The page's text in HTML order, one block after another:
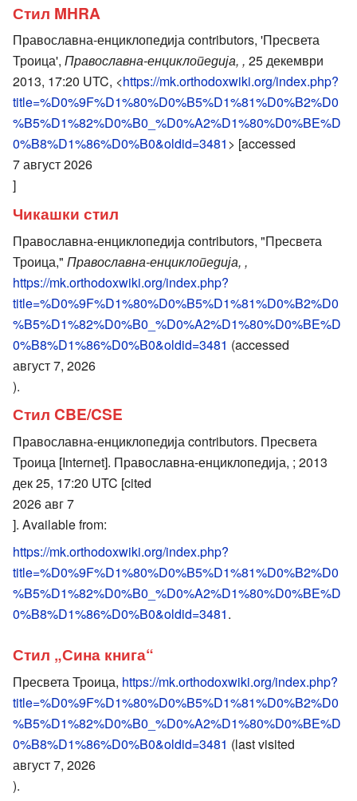
Стил MHRA
Православна-енциклопедија contributors, 'Пресвета
Троица', Православна-енциклопедија, , 25 декември
2013, 17:20 UTC, <https://mk.orthodoxwiki.org/index.php?
title=%D0%9F%D1%80%D0%B5%D1%81%D0%B2%D0
%B5%D1%82%D0%B0_%D0%A2%D1%80%D0%BE%D
0%B8%D1%86%D0%B0&oldid=3481> [accessed
7 август 2026
]
Чикашки стил
Православна-енциклопедија contributors, "Пресвета
Троица," Православна-енциклопедија, ,
https://mk.orthodoxwiki.org/index.php?
title=%D0%9F%D1%80%D0%B5%D1%81%D0%B2%D0
%B5%D1%82%D0%B0_%D0%A2%D1%80%D0%BE%D
0%B8%D1%86%D0%B0&oldid=3481 (accessed
август 7, 2026
).
Стил CBE/CSE
Православна-енциклопедија contributors. Пресвета
Троица [Internet]. Православна-енциклопедија, ; 2013
дек 25, 17:20 UTC [cited
2026 авг 7
]. Available from:
https://mk.orthodoxwiki.org/index.php?
title=%D0%9F%D1%80%D0%B5%D1%81%D0%B2%D0
%B5%D1%82%D0%B0_%D0%A2%D1%80%D0%BE%D
0%B8%D1%86%D0%B0&oldid=3481.
Стил „Сина книга“
Пресвета Троица, https://mk.orthodoxwiki.org/index.php?
title=%D0%9F%D1%80%D0%B5%D1%81%D0%B2%D0
%B5%D1%82%D0%B0_%D0%A2%D1%80%D0%BE%D
0%B8%D1%86%D0%B0&oldid=3481 (last visited
август 7, 2026
).